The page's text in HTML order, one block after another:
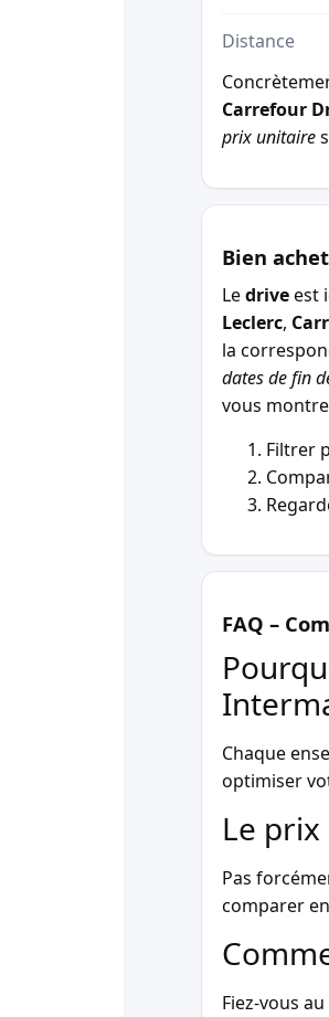
Distance
Carrefour
prix unitaire
Bien
Ledriveest
Leclerc,
la
dates de fin
vous
Filtrer
FAQ –
Chaque
optimiser
Le
Pas
comparer
Fiez-vous au